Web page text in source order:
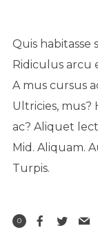
Quis
Ridiculus arcu
A mus cursus
Ultricies, mus?
ac? Aliquet
Mid. Aliquam.
Turpis.
0